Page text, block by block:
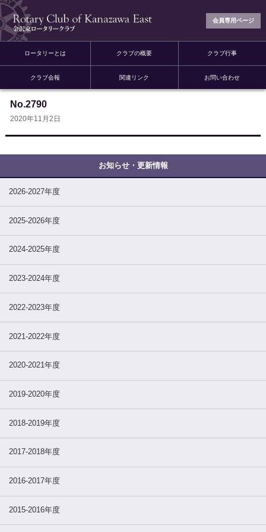
会員専用ページ
ロータリーとは クラブの概要 クラブ行事
クラブ会報 関連リンク お問い合わせ
No.2790
2020年11月2日
2026-2027年度
2025-2026年度
2024-2025年度
2023-2024年度
2022-2023年度
2021-2022年度
2020-2021年度
2019-2020年度
2018-2019年度
2017-2018年度
2016-2017年度
2015-2016年度